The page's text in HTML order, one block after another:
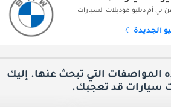
أم دبليو موديلات السيارات
الجديدة
المواصفات التي تبحث عنها. إليك
سيارات قد تعجبك.